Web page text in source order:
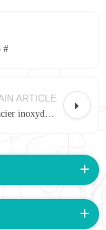
#
ARTICLE